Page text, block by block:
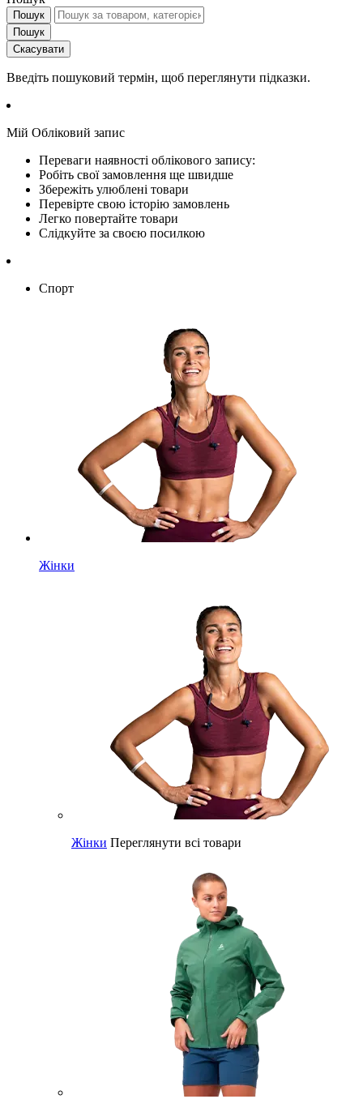
Пошук
Пошук
Скасувати
Введіть пошуковий термін, щоб переглянути підказки.
Мій Обліковий запис
Переваги наявності облікового запису:
Робіть свої замовлення ще швидше
Збережіть улюблені товари
Перевірте свою історію замовлень
Легко повертайте товари
Слідкуйте за своєю посилкою
Спорт
Жінки
Жінки Переглянути всі товари